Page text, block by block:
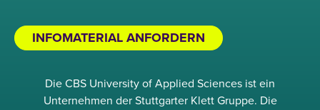
INFOMATERIAL ANFORDERN
Die CBS University of Applied Sciences ist ein
Unternehmen der Stuttgarter Klett Gruppe. Die